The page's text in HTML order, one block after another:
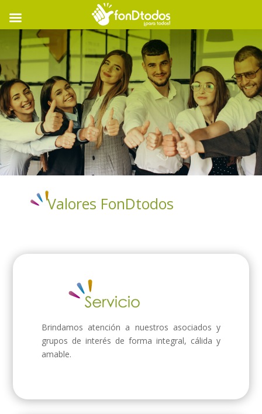
Valores FonDtodos
Brindamos atención a nuestros asociados y
grupos de interés de forma integral, cálida y
amable.